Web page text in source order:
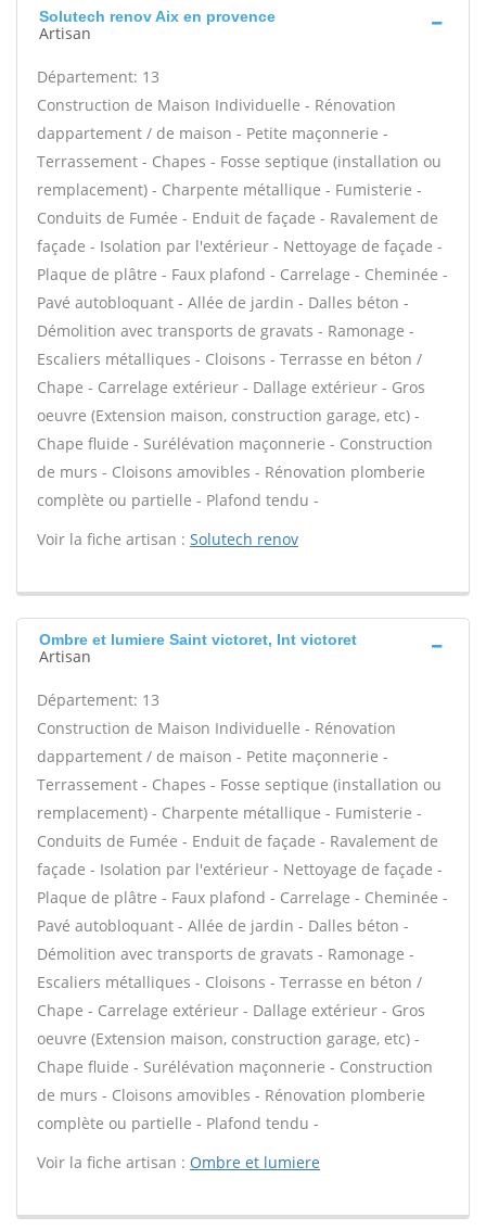
Solutech renov Aix en provence
Artisan
Département: 13
Construction de Maison Individuelle - Rénovation
dappartement / de maison - Petite maçonnerie -
Terrassement - Chapes - Fosse septique (installation ou
remplacement) - Charpente métallique - Fumisterie -
Conduits de Fumée - Enduit de façade - Ravalement de
façade - Isolation par l'extérieur - Nettoyage de façade -
Plaque de plâtre - Faux plafond - Carrelage - Cheminée -
Pavé autobloquant - Allée de jardin - Dalles béton -
Démolition avec transports de gravats - Ramonage -
Escaliers métalliques - Cloisons - Terrasse en béton /
Chape - Carrelage extérieur - Dallage extérieur - Gros
oeuvre (Extension maison, construction garage, etc) -
Chape fluide - Surélévation maçonnerie - Construction
de murs - Cloisons amovibles - Rénovation plomberie
complète ou partielle - Plafond tendu -
Voir la fiche artisan : Solutech renov
Ombre et lumiere Saint victoret, Int victoret
Artisan
Département: 13
Construction de Maison Individuelle - Rénovation
dappartement / de maison - Petite maçonnerie -
Terrassement - Chapes - Fosse septique (installation ou
remplacement) - Charpente métallique - Fumisterie -
Conduits de Fumée - Enduit de façade - Ravalement de
façade - Isolation par l'extérieur - Nettoyage de façade -
Plaque de plâtre - Faux plafond - Carrelage - Cheminée -
Pavé autobloquant - Allée de jardin - Dalles béton -
Démolition avec transports de gravats - Ramonage -
Escaliers métalliques - Cloisons - Terrasse en béton /
Chape - Carrelage extérieur - Dallage extérieur - Gros
oeuvre (Extension maison, construction garage, etc) -
Chape fluide - Surélévation maçonnerie - Construction
de murs - Cloisons amovibles - Rénovation plomberie
complète ou partielle - Plafond tendu -
Voir la fiche artisan : Ombre et lumiere